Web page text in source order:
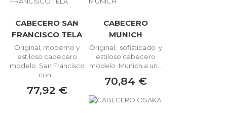
CABECERO SAN
FRANCISCO TELA
Original, moderno y
estiloso cabecero
modelo San Francisco
con...
77,92 €
CABECERO
MUNICH
Original, sofisticado y
estiloso cabecero
modelo Munich a un...
70,84 €